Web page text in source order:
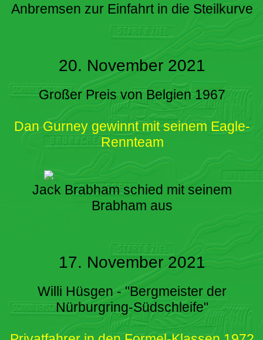
Anbremsen zur Einfahrt in die Steilkurve
20. November 2021
Großer Preis von Belgien 1967
Dan Gurney gewinnt mit seinem Eagle-
Rennteam
Jack Brabham schied mit seinem
Brabham aus
17. November 2021
Willi Hüsgen - "Bergmeister der
Nürburgring-Südschleife"